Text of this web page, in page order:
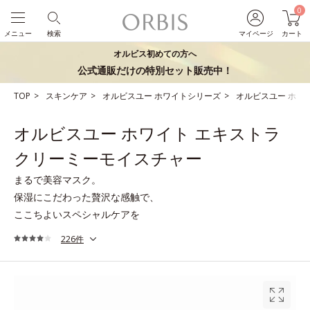
マイページ
0
カート
検索
メニュー
オルビス初めての方へ
公式通販だけの特別セット販売中！
TOP スキンケア オルビスユー ホワイトシリーズ オルビスユー ホワ
オルビスユー ホワイト エキストラ
クリーミーモイスチャー
まるで美容マスク。
保湿にこだわった贅沢な感触で、
ここちよいスペシャルケアを
226件